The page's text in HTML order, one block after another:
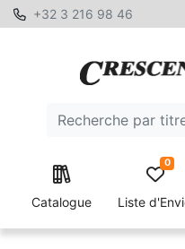
+32 3 216 98 46
Catalogue Liste
0